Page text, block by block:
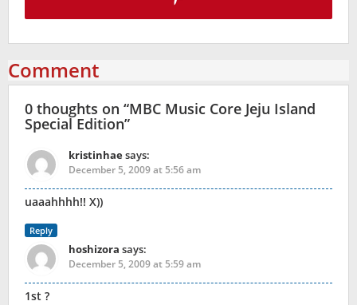
Comment
0 thoughts on “MBC Music Core Jeju Island
Special Edition”
kristinhaesays:
December 5, 2009 at 5:56 am
uaaahhhh!! X))
Reply
hoshizora says:
December 5, 2009 at 5:59 am
1st ?